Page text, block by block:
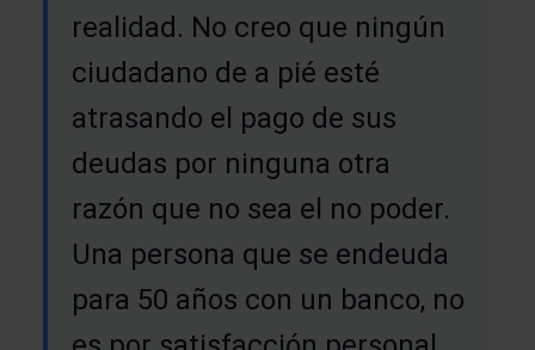
realidad. No creo que ningún
ciudadano de a pié esté
atrasando el pago de sus
deudas por ninguna otra
razón que no sea el no poder.
Una persona que se endeuda
para 50 años con un banco, no